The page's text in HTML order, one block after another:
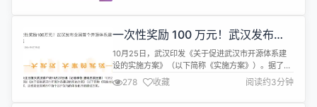
商 —— The Browser Company 发布了一则视频，
称正在开发一款新的浏览器，但不是 Arc 的后续版
的用户群体。 The...
一次性奖励 100 万元！武汉发布全
国首个开源体系建设方案
10月25日，武汉印发《关于促进武汉市开源体系建
设的实施方案》（以下简称《实施方案》）。据了
解，这也是全国城市中首个公开发布的体系化开源建
设方案。 开源，早期是指将软件的源代码、相关文档
等开放共享，使得任何人可按照特定规则对源代码进
278 收藏 阅读约3分钟